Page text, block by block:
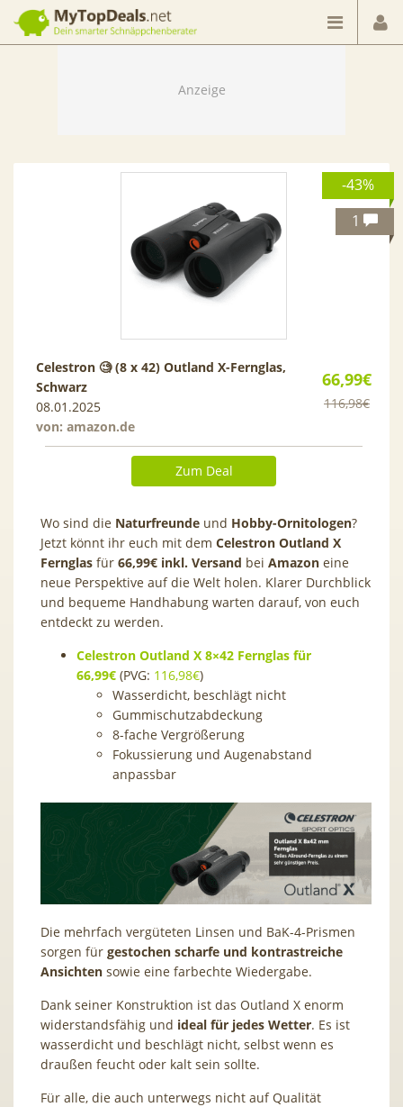
Dein smarter Schnäppchenberater
-43%
1
66,99€
116,98€
Celestron 🧐 (8 x 42) Outland X-Fernglas,
Schwarz
08.01.2025
von: amazon.de
Zum Deal
Wo sind die Naturfreunde und Hobby-Ornitologen?
Jetzt könnt ihr euch mit dem Celestron Outland X
Fernglas für 66,99€ inkl. Versand bei Amazon eine
neue Perspektive auf die Welt holen. Klarer Durchblick
und bequeme Handhabung warten darauf, von euch
entdeckt zu werden.
Celestron Outland X 8×42 Fernglas für
66,99€ (PVG: 116,98€)
Wasserdicht, beschlägt nicht
Gummischutzabdeckung
8-fache Vergrößerung
Fokussierung und Augenabstand
anpassbar
Die mehrfach vergüteten Linsen und BaK-4-Prismen
sorgen für gestochen scharfe und kontrastreiche
Ansichten sowie eine farbechte Wiedergabe.
Dank seiner Konstruktion ist das Outland X enorm
widerstandsfähig und ideal für jedes Wetter. Es ist
wasserdicht und beschlägt nicht, selbst wenn es
draußen feucht oder kalt sein sollte.
Für alle, die auch unterwegs nicht auf Qualität